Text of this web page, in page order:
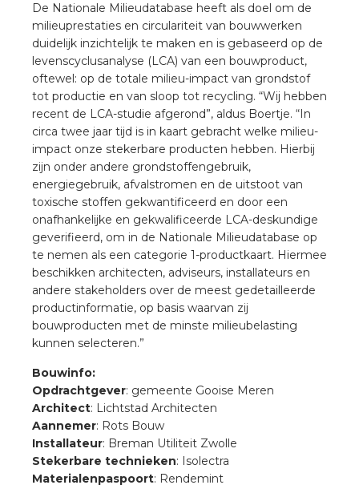
De Nationale Milieudatabase heeft als doel om de
milieuprestaties en circulariteit van bouwwerken
duidelijk inzichtelijk te maken en is gebaseerd op de
levenscyclusanalyse (LCA) van een bouwproduct,
oftewel: op de totale milieu-impact van grondstof
tot productie en van sloop tot recycling. “Wij hebben
recent de LCA-studie afgerond”, aldus Boertje. “In
circa twee jaar tijd is in kaart gebracht welke milieu-
impact onze stekerbare producten hebben. Hierbij
zijn onder andere grondstoffengebruik,
energiegebruik, afvalstromen en de uitstoot van
toxische stoffen gekwantificeerd en door een
onafhankelijke en gekwalificeerde LCA-deskundige
geverifieerd, om in de Nationale Milieudatabase op
te nemen als een categorie 1-productkaart. Hiermee
beschikken architecten, adviseurs, installateurs en
andere stakeholders over de meest gedetailleerde
productinformatie, op basis waarvan zij
bouwproducten met de minste milieubelasting
kunnen selecteren.”
Bouwinfo:
Opdrachtgever: gemeente Gooise Meren
Architect: Lichtstad Architecten
Aannemer: Rots Bouw
Installateur: Breman Utiliteit Zwolle
Stekerbare technieken: Isolectra
Materialenpaspoort: Rendemint